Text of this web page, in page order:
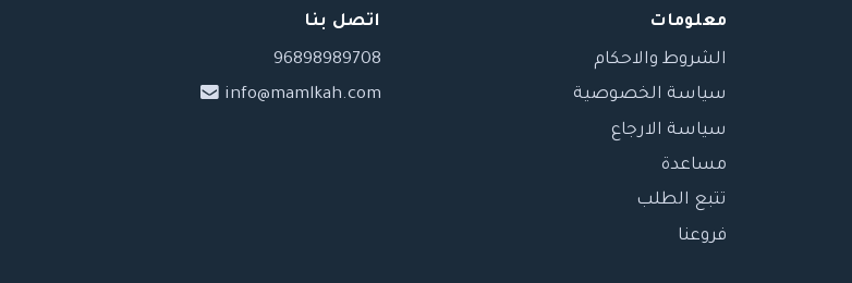
معلومات
الشروط والاحكام
سياسة الخصوصية
سياسة الارجاع
مساعدة
تتبع الطلب
فروعنا
اتصل بنا
96898989708
info@mamlkah.com